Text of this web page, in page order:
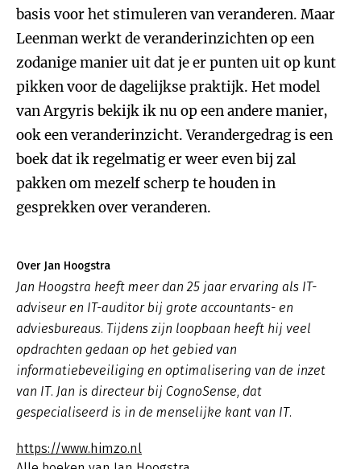
basis voor het stimuleren van veranderen. Maar
Leenman werkt de veranderinzichten op een
zodanige manier uit dat je er punten uit op kunt
pikken voor de dagelijkse praktijk. Het model
van Argyris bekijk ik nu op een andere manier,
ook een veranderinzicht. Verandergedrag is een
boek dat ik regelmatig er weer even bij zal
pakken om mezelf scherp te houden in
gesprekken over veranderen.
Over Jan Hoogstra
Jan Hoogstra heeft meer dan 25 jaar ervaring als IT-
adviseur en IT-auditor bij grote accountants- en
adviesbureaus. Tijdens zijn loopbaan heeft hij veel
opdrachten gedaan op het gebied van
informatiebeveiliging en optimalisering van de inzet
van IT. Jan is directeur bij CognoSense, dat
gespecialiseerd is in de menselijke kant van IT.
https://www.himzo.nl